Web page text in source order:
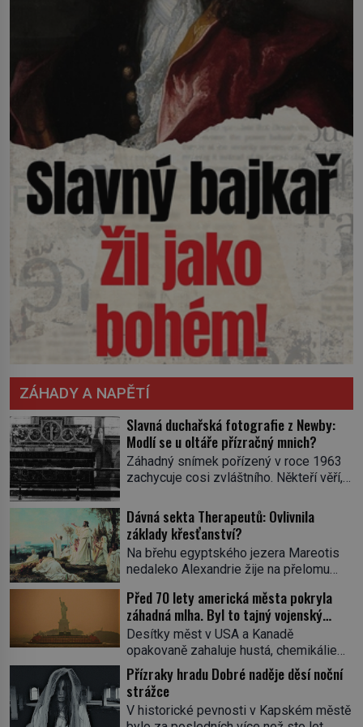
ZÁHADY A NAPĚTÍ
Slavná duchařská fotografie z Newby:
Modlí se u oltáře přízračný mnich?
Záhadný snímek pořízený v roce 1963
zachycuje cosi zvláštního. Někteří věří,
oltáře je duch mnicha ze 16. století s
bílým závojem přes obličej, který
pravděpodobně zakrývá lepru nebo jiné
znetvoření. Jiní jsou skeptičtí a považují
vše za podvod. Jak vlastně vznikla
jedna z nejslavnějších duchařských
fotek? Moderní vyšetřovatelé
paranormálních […]
Dávná sekta Therapeutů: Ovlivnila
základy křesťanství?
Na břehu egyptského jezera Mareotis
nedaleko Alexandrie žije na přelomu
žen. Každý obývá vlastní celu, kde se
věnuje modlitbě, meditaci a studiu textů,
a někdy dlouhé dny nic nepozře. Pro
skupinu se ujme název Therapeuté, a
přestože zřejmě hluboce ovlivní
křesťanství, vůbec nic o nich nevíme…
Jediným svědkem existence […]
Před 70 lety americká města pokryla
záhadná mlha. Byl to tajný vojenský
experiment!
Desítky měst v USA a Kanadě
opakovaně zahaluje hustá, chemikáliemi
páchnoucí mlha…Na kůži tomu, kde se
do ní vydá, ulpívá zvláštní substance
neznámého původu, stejná látka
pokrývá také silnice, auta či střechy
Přízraky hradu Dobré naděje děsí noční
strážce
V historické pevnosti v Kapském městě